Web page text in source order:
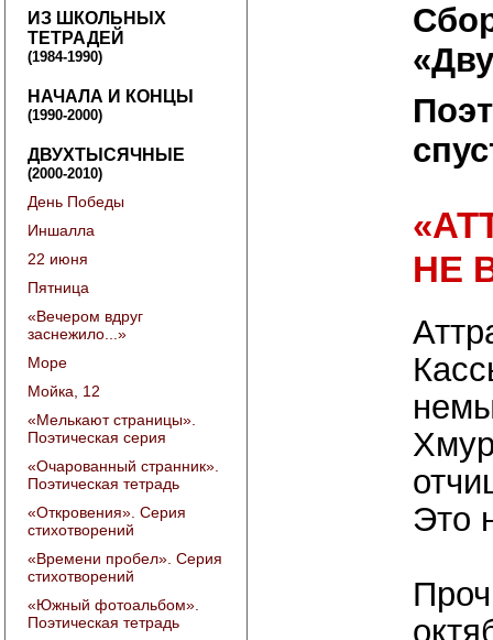
ИЗ ШКОЛЬНЫХ
ТЕТРАДЕЙ
(1984-1990)
НАЧАЛА И КОНЦЫ
(1990-2000)
ДВУХТЫСЯЧНЫЕ
(2000-2010)
День Победы
Иншалла
22 июня
Пятница
«Вечером вдруг
заснежило...»
Море
Мойка, 12
«Мелькают страницы».
Поэтическая серия
«Очарованный странник».
Поэтическая тетрадь
«Откровения». Серия
стихотворений
«Времени пробел». Серия
стихотворений
«Южный фотоальбом».
Поэтическая тетрадь
НЕ
Это